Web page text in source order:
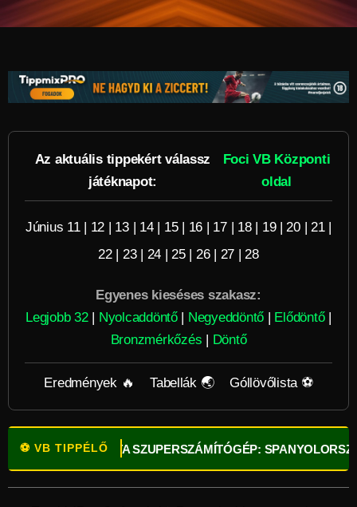
Az aktuális tippekért válassz
játéknapot:
Foci VB Központi
oldal
Június 11| 12 | 13| 14| 15| 16 | 17| 18| 19| 20| 21|
22| 23| 24 | 25| 26| 27 | 28
Egyenes kieséses szakasz:
Legjobb 32| Nyolcaddöntő| Negyeddöntő | Elődöntő|
Bronzmérkőzés | Döntő
Eredmények 🔥 Tabellák 🌏 Góllövőlista ⚽
⚽ VB TIPPÉLŐ
⚽ OPTA SZUPERSZÁMÍTÓGÉP: SPANYOLORSZÁG A